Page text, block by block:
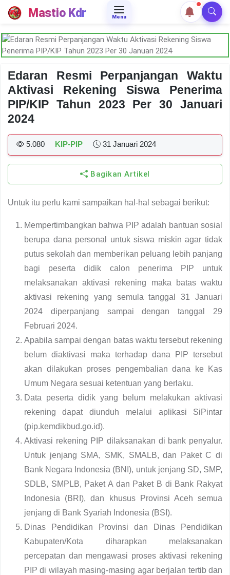
Mastio Kdr Menu
Edaran Resmi Perpanjangan Waktu
Aktivasi Rekening Siswa Penerima
PIP/KIP Tahun 2023 Per 30 Januari
2024
5.080 KIP-PIP 31 Januari 2024
Bagikan Artikel
Untuk itu perlu kami sampaikan hal-hal sebagai berikut:
Mempertimbangkan bahwa PIP adalah bantuan sosial
berupa dana personal untuk siswa miskin agar tidak
putus sekolah dan memberikan peluang lebih panjang
bagi peserta didik calon penerima PIP untuk
melaksanakan aktivasi rekening maka batas waktu
aktivasi rekening yang semula tanggal 31 Januari
2024 diperpanjang sampai dengan tanggal 29
Februari 2024.
Apabila sampai dengan batas waktu tersebut rekening
belum diaktivasi maka terhadap dana PIP tersebut
akan dilakukan proses pengembalian dana ke Kas
Umum Negara sesuai ketentuan yang berlaku.
Data peserta didik yang belum melakukan aktivasi
rekening dapat diunduh melalui aplikasi SiPintar
(pip.kemdikbud.go.id).
Aktivasi rekening PIP dilaksanakan di bank penyalur.
Untuk jenjang SMA, SMK, SMALB, dan Paket C di
Bank Negara Indonesia (BNI), untuk jenjang SD, SMP,
SDLB, SMPLB, Paket A dan Paket B di Bank Rakyat
Indonesia (BRI), dan khusus Provinsi Aceh semua
jenjang di Bank Syariah Indonesia (BSI).
Dinas Pendidikan Provinsi dan Dinas Pendidikan
Kabupaten/Kota diharapkan melaksanakan
percepatan dan mengawasi proses aktivasi rekening
PIP di wilayah masing-masing agar berjalan tertib dan